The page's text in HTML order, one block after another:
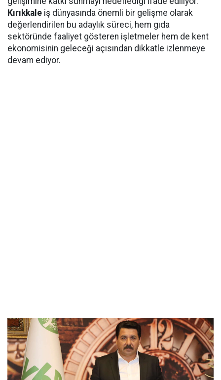
Kırıkkale iş dünyasında önemli bir gelişme olarak
değerlendirilen bu adaylık süreci, hem gıda
sektöründe faaliyet gösteren işletmeler hem de kent
ekonomisinin geleceği açısından dikkatle izlenmeye
devam ediyor.